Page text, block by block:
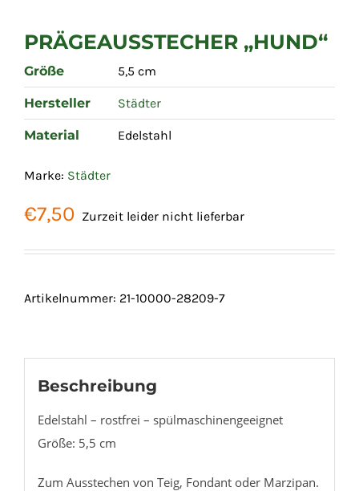
PRÄGEAUSSTECHER „HUND“
Größe 5,5 cm
Hersteller Städter
Material Edelstahl
Marke: Städter
€7,50 Zurzeit leider nicht lieferbar
Artikelnummer: 21-10000-28209-7
Beschreibung
Edelstahl – rostfrei – spülmaschinengeeignet
Größe: 5,5 cm
Zum Ausstechen von Teig, Fondant oder Marzipan.